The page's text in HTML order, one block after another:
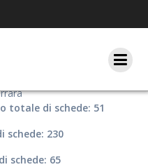
totale di schede: 51
schede: 230
schede: 65